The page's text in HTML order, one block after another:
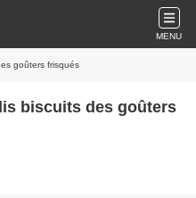
MENU
goûters frisqués
biscuits des goûters